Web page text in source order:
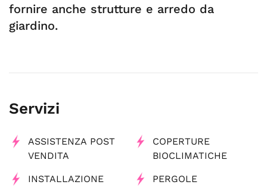
fornire anche strutture e arredo da
giardino.
Servizi
ASSISTENZA POST
VENDITA
COPERTURE
BIOCLIMATICHE
INSTALLAZIONE PERGOLE